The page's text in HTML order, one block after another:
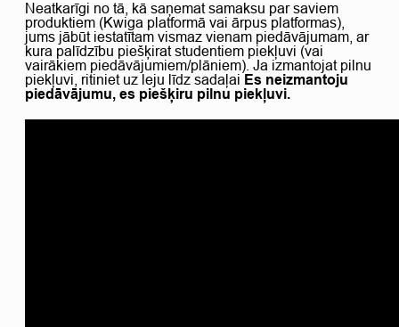
Neatkarīgi no tā, kā saņemat samaksu par saviem
produktiem (Kwiga platformā vai ārpus platformas),
jums jābūt iestatītam vismaz vienam piedāvājumam, ar
kura palīdzību piešķirat studentiem piekļuvi (vai
vairākiem piedāvājumiem/plāniem). Ja izmantojat pilnu
piekļuvi, ritiniet uz leju līdz sadaļai Es neizmantoju
piedāvājumu, es piešķiru pilnu piekļuvi.